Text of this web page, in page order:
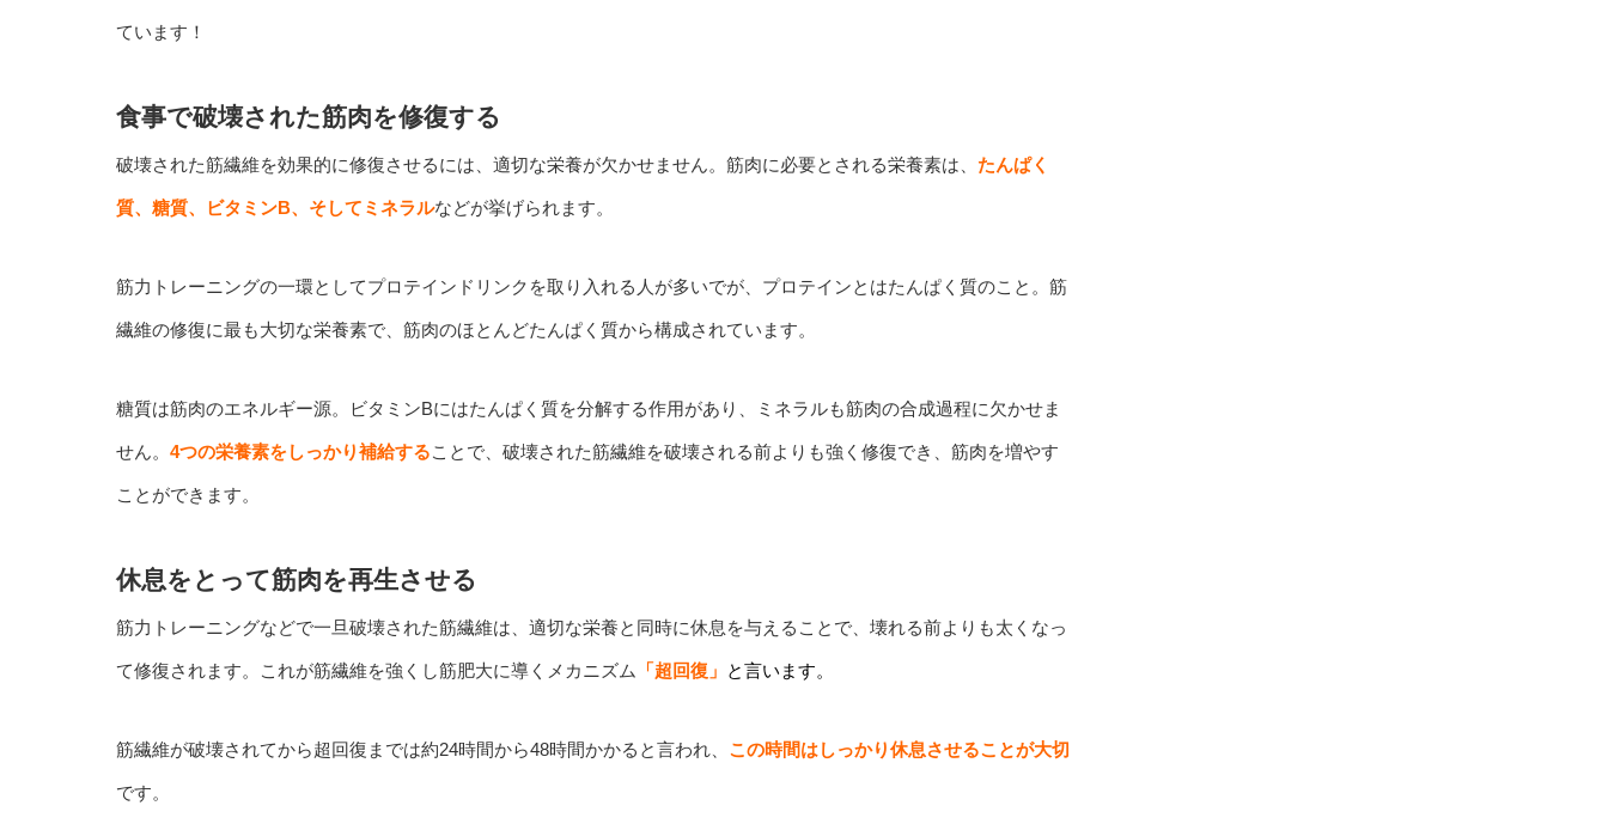
ています！
食事で破壊された筋肉を修復する
破壊された筋繊維を効果的に修復させるには、適切な栄養が欠かせません。筋肉に必要とされる栄養素は、 たんぱく
質、糖質、ビタミンB、そしてミネラルなどが挙げられます。
筋力トレーニングの一環としてプロテインドリンクを取り入れる人が多いでが、プロテインとはたんぱく質のこと。筋
繊維の修復に最も大切な栄養素で、筋肉のほとんどたんぱく質から構成されています。
糖質は筋肉のエネルギー源。ビタミンBにはたんぱく質を分解する作用があり、ミネラルも筋肉の合成過程に欠かせま
せん。 4つの栄養素をしっかり補給することで、破壊された筋繊維を破壊される前よりも強く修復でき、筋肉を増やす
ことができます。
休息をとって筋肉を再生させる
筋力トレーニングなどで一旦破壊された筋繊維は、適切な栄養と同時に休息を与えることで、壊れる前よりも太くなっ
て修復されます。これが筋繊維を強くし筋肥大に導くメカニズム 「超回復」 と言います。
筋繊維が破壊されてから超回復までは約24時間から48時間かかると言われ、 この時間はしっかり休息させることが大切
です。